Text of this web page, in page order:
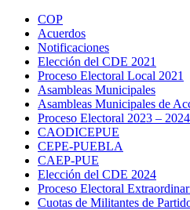
COP
Acuerdos
Notificaciones
Elección del CDE 2021
Proceso Electoral Local 2021
Asambleas Municipales
Asambleas Municipales de
Proceso Electoral 2023 – 2024
CAODICEPUE
CEPE-PUEBLA
CAEP-PUE
Elección del CDE 2024
Proceso Electoral
Cuotas de Militantes de